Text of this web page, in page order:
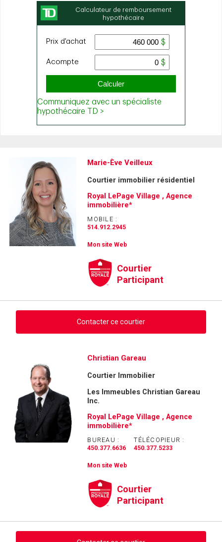
Marie-Ève Veilleux
Courtier immobilier résidentiel
Royal LePage Village , Agence
immobilière*
MOBILE :
514.912.2945
Mon site Web
Courtier
Participant
Contacter ce courtier
Demander des infos sur cette inscription
Prénom
Nom
Courriel
Téléphone
(Optionnel)
Christian Gareau
Courtier Immobilier
Les Immeubles Christian Gareau
Inc.
Royal LePage Village , Agence
immobilière*
BUREAU :
450.377.6636
TÉLÉCOPIEUR :
450.377.5233
Mon site Web
Courtier
Participant